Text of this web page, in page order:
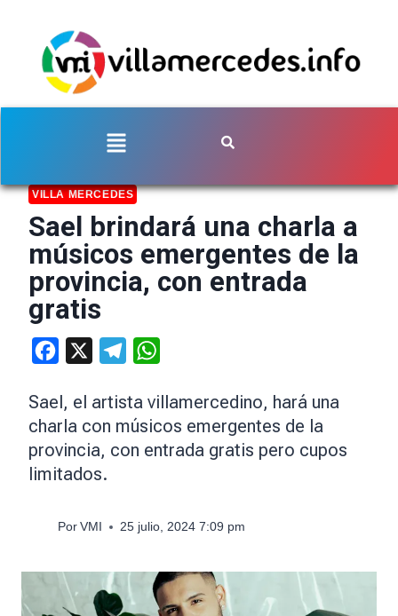
VILLA MERCEDES
Sael brindará una charla a
músicos emergentes de la
provincia, con entrada
gratis
Facebook Telegram
Sael, el artista villamercedino, hará una
charla con músicos emergentes de la
provincia, con entrada gratis pero cupos
limitados.
Por VMI 25 julio, 2024 7:09 pm